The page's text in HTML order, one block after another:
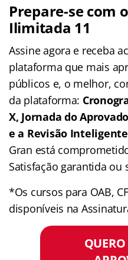
Prepare-se com
Ilimitada 11
Assine agora e receba
plataforma que mais
públicos e, o melhor,
da plataforma:
X, Jornada do
e a Revisão Inteligente
Gran está
Satisfação garantida ou
*Os cursos para OAB,
disponíveis na